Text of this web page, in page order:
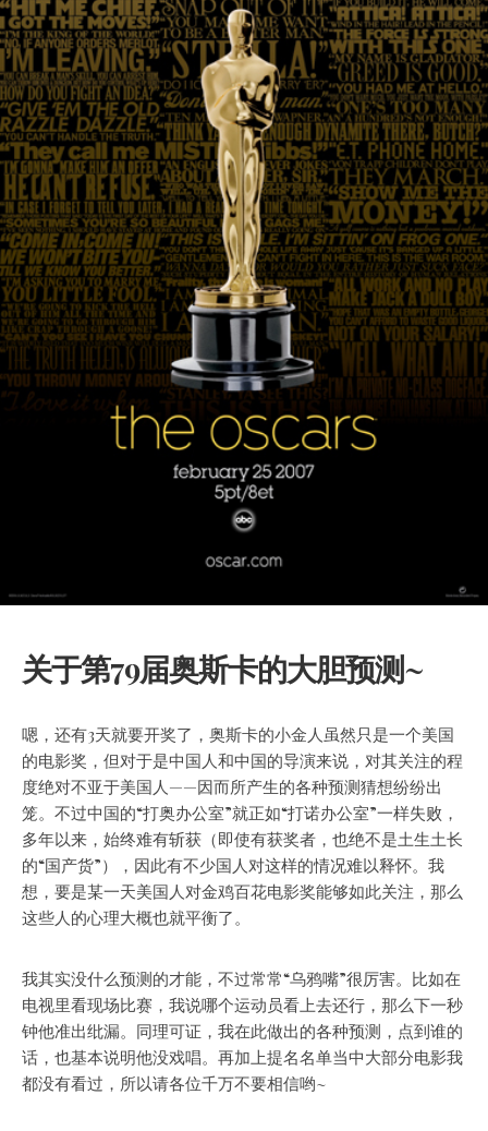
关于第79届奥斯卡的大胆预测~
嗯，还有3天就要开奖了，奥斯卡的小金人虽然只是一个美国
的电影奖，但对于是中国人和中国的导演来说，对其关注的程
度绝对不亚于美国人——因而所产生的各种预测猜想纷纷出
笼。不过中国的“打奥办公室”就正如“打诺办公室”一样失败，
多年以来，始终难有斩获（即使有获奖者，也绝不是土生土长
的“国产货”），因此有不少国人对这样的情况难以释怀。我
想，要是某一天美国人对金鸡百花电影奖能够如此关注，那么
这些人的心理大概也就平衡了。
我其实没什么预测的才能，不过常常“乌鸦嘴”很厉害。比如在
电视里看现场比赛，我说哪个运动员看上去还行，那么下一秒
钟他准出纰漏。同理可证，我在此做出的各种预测，点到谁的
话，也基本说明他没戏唱。再加上提名名单当中大部分电影我
都没有看过，所以请各位千万不要相信哟~